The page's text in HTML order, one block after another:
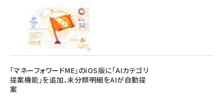
「マネーフォワードME」のiOS版に「AIカテゴリ
提案機能」を追加、未分類明細をAIが自動提
案